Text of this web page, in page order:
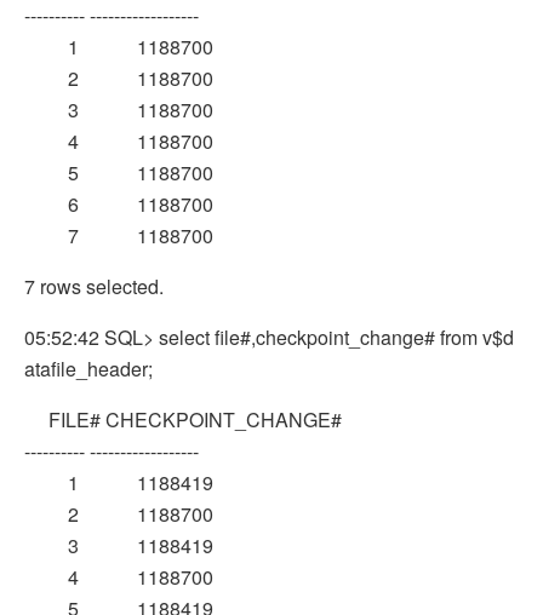
---------- ------------------
1 1188700
2 1188700
3 1188700
4 1188700
5 1188700
6 1188700
7 1188700
7 rows selected.
05:52:42 SQL> select file#,checkpoint_change# from v$d
atafile_header;
FILE# CHECKPOINT_CHANGE#
---------- ------------------
1 1188419
2 1188700
3 1188419
4 1188700
5 1188419